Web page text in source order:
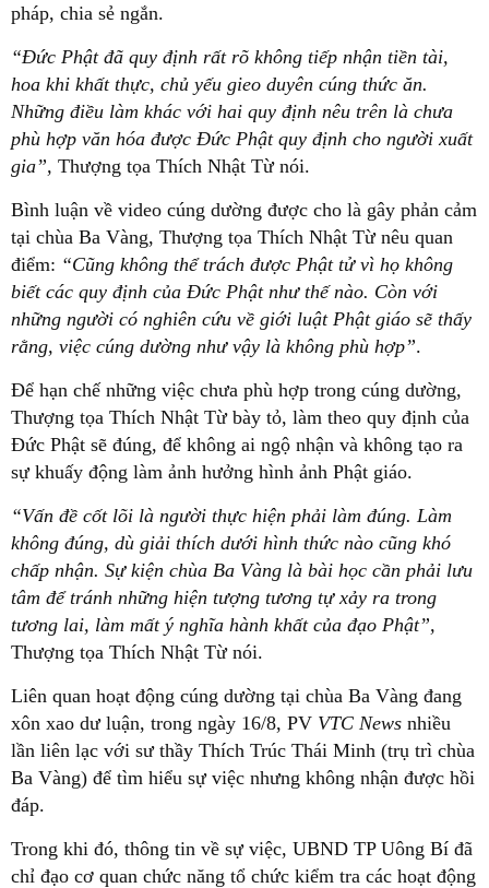
pháp, chia sẻ ngắn.
“Đức Phật đã quy định rất rõ không tiếp nhận tiền tài,
hoa khi khất thực, chủ yếu gieo duyên cúng thức ăn.
Những điều làm khác với hai quy định nêu trên là chưa
phù hợp văn hóa được Đức Phật quy định cho người xuất
gia”, Thượng tọa Thích Nhật Từ nói.
Bình luận về video cúng dường được cho là gây phản cảm
tại chùa Ba Vàng, Thượng tọa Thích Nhật Từ nêu quan
điểm: “Cũng không thể trách được Phật tử vì họ không
biết các quy định của Đức Phật như thế nào. Còn với
những người có nghiên cứu về giới luật Phật giáo sẽ thấy
rằng, việc cúng dường như vậy là không phù hợp”.
Để hạn chế những việc chưa phù hợp trong cúng dường,
Thượng tọa Thích Nhật Từ bày tỏ, làm theo quy định của
Đức Phật sẽ đúng, để không ai ngộ nhận và không tạo ra
sự khuấy động làm ảnh hưởng hình ảnh Phật giáo.
“Vấn đề cốt lõi là người thực hiện phải làm đúng. Làm
không đúng, dù giải thích dưới hình thức nào cũng khó
chấp nhận. Sự kiện chùa Ba Vàng là bài học cần phải lưu
tâm để tránh những hiện tượng tương tự xảy ra trong
tương lai, làm mất ý nghĩa hành khất của đạo Phật”,
Thượng tọa Thích Nhật Từ nói.
Liên quan hoạt động cúng dường tại chùa Ba Vàng đang
xôn xao dư luận, trong ngày 16/8, PV VTC News nhiều
lần liên lạc với sư thầy Thích Trúc Thái Minh (trụ trì chùa
Ba Vàng) để tìm hiểu sự việc nhưng không nhận được hồi
đáp.
Trong khi đó, thông tin về sự việc, UBND TP Uông Bí đã
chỉ đạo cơ quan chức năng tổ chức kiểm tra các hoạt động